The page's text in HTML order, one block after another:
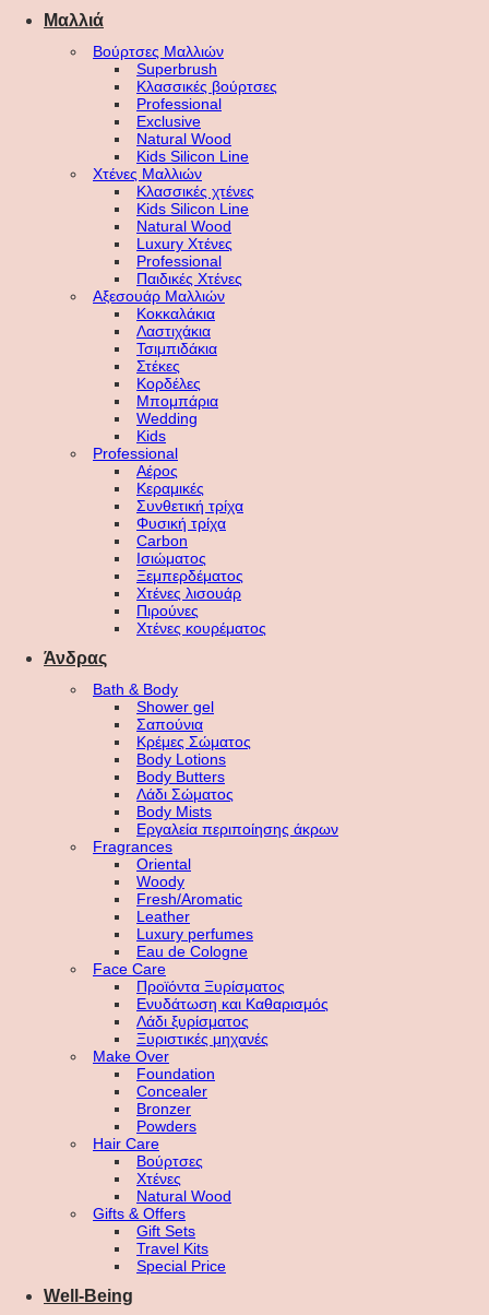
Μαλλιά
Βούρτσες Μαλλιών
Superbrush
Κλασσικές βούρτσες
Professional
Exclusive
Natural Wood
Kids Silicon Line
Χτένες Μαλλιών
Κλασσικές χτένες
Kids Silicon Line
Natural Wood
Luxury Χτένες
Professional
Παιδικές Χτένες
Αξεσουάρ Μαλλιών
Κοκκαλάκια
Λαστιχάκια
Τσιμπιδάκια
Στέκες
Κορδέλες
Μπομπάρια
Wedding
Kids
Professional
Αέρος
Κεραμικές
Συνθετική τρίχα
Φυσική τρίχα
Carbon
Ισιώματος
Ξεμπερδέματος
Χτένες λισουάρ
Πιρούνες
Χτένες κουρέματος
Άνδρας
Bath & Body
Shower gel
Σαπούνια
Κρέμες Σώματος
Body Lotions
Body Butters
Λάδι Σώματος
Body Mists
Εργαλεία περιποίησης άκρων
Fragrances
Oriental
Woody
Fresh/Aromatic
Leather
Luxury perfumes
Eau de Cologne
Face Care
Προϊόντα Ξυρίσματος
Ενυδάτωση και Καθαρισμός
Λάδι ξυρίσματος
Ξυριστικές μηχανές
Make Over
Foundation
Concealer
Bronzer
Powders
Hair Care
Βούρτσες
Χτένες
Natural Wood
Gifts & Offers
Gift Sets
Travel Kits
Special Price
Well-Being